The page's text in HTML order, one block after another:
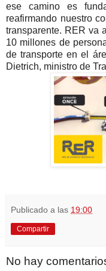
ese camino es
reafirmando nuestro
transparente. RER va
10 millones de
de transporte en el
Dietrich, ministro de
Publicado a las 19:00
Compartir
No hay